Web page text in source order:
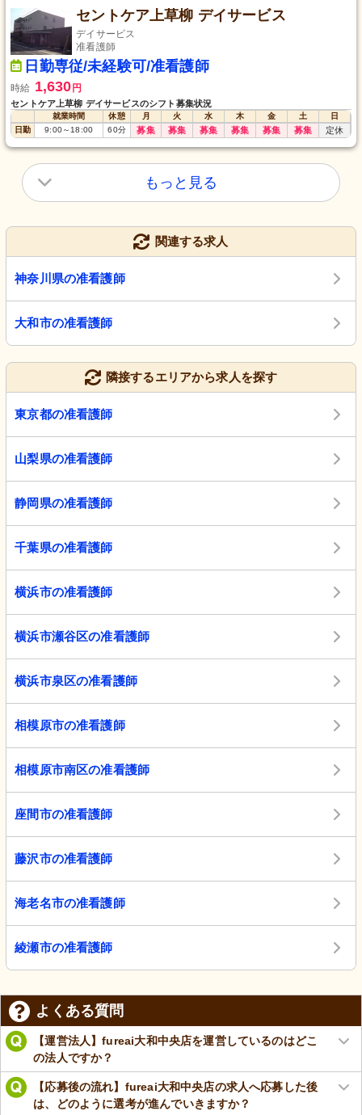
セントケア上草柳 デイサービス
デイサービス
准看護師
日勤専従/未経験可/准看護師
時給 1,630 円
セントケア上草柳 デイサービスのシフト募集状況
就業時間 休憩 月 火 水 木 金 土
日
日勤
9:00～18:00 60分 募集 募集 募集 募集 募集 募集 定休
もっと見る
関連する求人
神奈川県の准看護師
大和市の准看護師
隣接するエリアから求人を探す
東京都の准看護師
山梨県の准看護師
静岡県の准看護師
千葉県の准看護師
横浜市の准看護師
横浜市瀬谷区の准看護師
横浜市泉区の准看護師
相模原市の准看護師
相模原市南区の准看護師
座間市の准看護師
藤沢市の准看護師
海老名市の准看護師
綾瀬市の准看護師
よくある質問
【運営法人】fureai大和中央店を運営しているのはどこ
の法人ですか？
【応募後の流れ】fureai大和中央店の求人へ応募した後
は、どのように選考が進んでいきますか？